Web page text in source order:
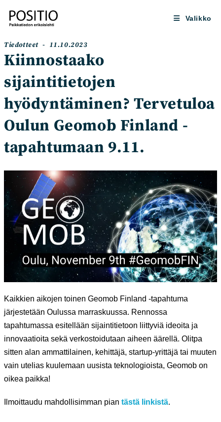
suoraan
sisältöön
Valikko
Artikkelin
kategoria:
Tiedotteet
Artikkeli
julkaistu:
11.10.2023
Kiinnostaako
sijaintitietojen
hyödyntäminen? Tervetuloa
Oulun Geomob Finland -
tapahtumaan 9.11.
Kaikkien aikojen toinen Geomob Finland -tapahtuma
järjestetään Oulussa marraskuussa. Rennossa
tapahtumassa esitellään sijaintitietoon liittyviä ideoita ja
innovaatioita sekä verkostoidutaan aiheen äärellä. Olitpa
sitten alan ammattilainen, kehittäjä, startup-yrittäjä tai muuten
vain utelias kuulemaan uusista teknologioista, Geomob on
oikea paikka!
Ilmoittaudu mahdollisimman pian tästä linkistä.